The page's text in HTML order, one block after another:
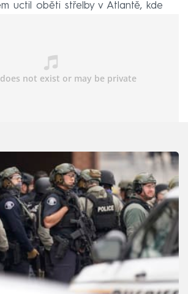
uctil oběti střelby v Atlantě, kde